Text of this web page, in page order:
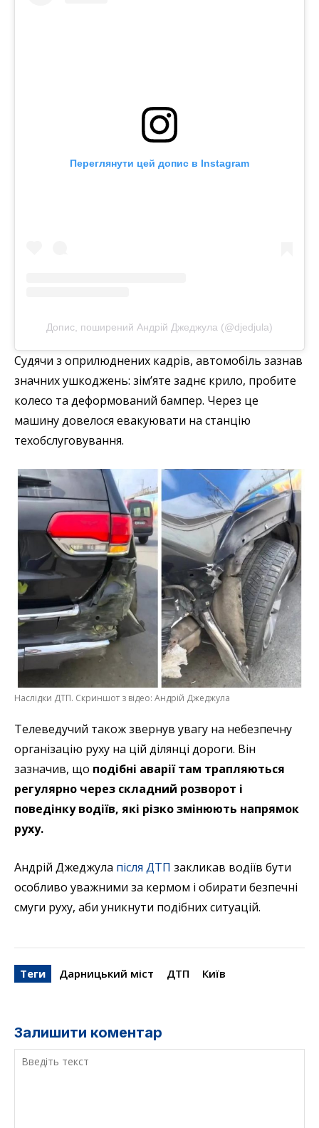
Переглянути цей допис в Instagram
Допис, поширений Андрій Джеджула (@djedjula)
Судячи з оприлюднених кадрів, автомобіль зазнав
значних ушкоджень: зім’яте заднє крило, пробите
колесо та деформований бампер. Через це
машину довелося евакуювати на станцію
техобслуговування.
Наслідки ДТП. Скриншот з відео: Андрій Джеджула
Телеведучий також звернув увагу на небезпечну
організацію руху на цій ділянці дороги. Він
зазначив, що подібні аварії там трапляються
регулярно через складний розворот і
поведінку водіїв, які різко змінюють напрямок
руху.
Андрій Джеджула після ДТП закликав водіїв бути
особливо уважними за кермом і обирати безпечні
смуги руху, аби уникнути подібних ситуацій.
Теги Дарницький міст ДТП Київ
Залишити коментар